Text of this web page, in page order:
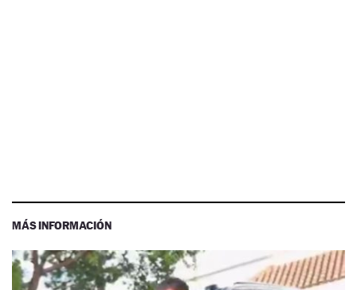
MÁS INFORMACIÓN